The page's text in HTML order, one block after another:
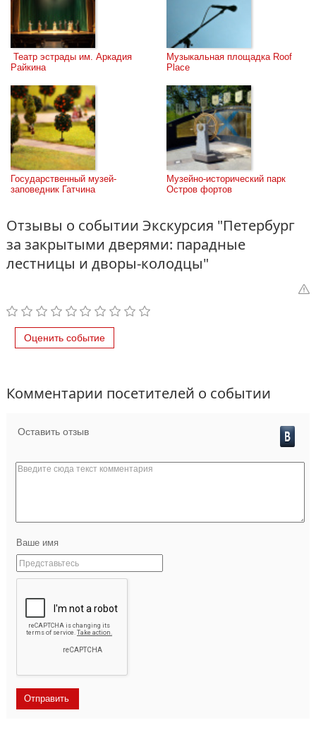
Райкина
Музыкальная площадка Roof
Place
Государственный музей-
заповедник Гатчина
Музейно-исторический парк
Остров фортов
Отзывы о событии Экскурсия "Петербург
за закрытыми дверями: парадные
лестницы и дворы-колодцы"
Оценить событие
Комментарии посетителей о событии
Оставить отзыв
Ваше имя